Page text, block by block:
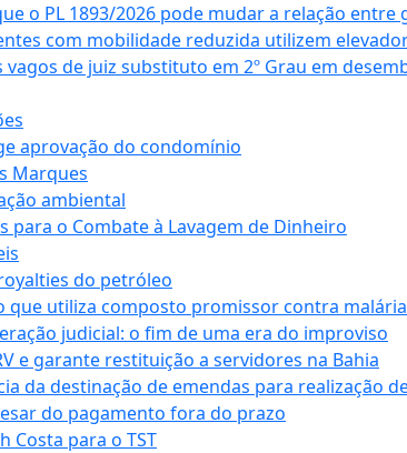
o PL 1893/2026 pode mudar a relação
com mobilidade reduzida utilizem
de juiz substituto em 2º Grau em
aprovação do condomínio
Marques
ambiental
o Combate à Lavagem de Dinheiro
do petróleo
utiliza composto promissor contra
judicial: o fim de uma era do improviso
e garante restituição a servidores na Bahia
da destinação de emendas para realização
do pagamento fora do prazo
Costa para o TST